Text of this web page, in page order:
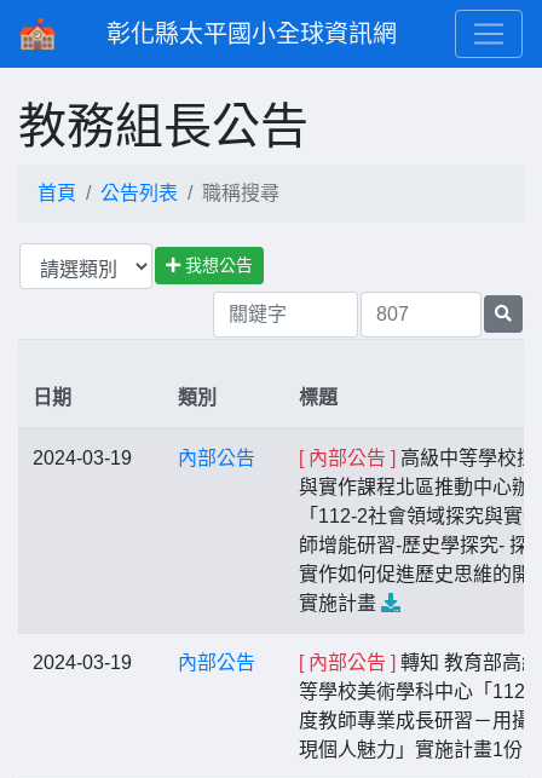
彰化縣太平國小全球資訊網
教務組長公告
首頁 公告列表 職稱搜尋
我想公告
日期 類別 標題
2024-03-19 內部公告 [ 內部公告 ] 高級中等學校探
與實作課程北區推動中心辦
「112-2社會領域探究與實
師增能研習-歷史學探究- 探
實作如何促進歷史思維的開
實施計畫
2024-03-19 內部公告 [ 內部公告 ] 轉知 教育部高
等學校美術學科中心「112
度教師專業成長研習－用攝
現個人魅力」實施計畫1份